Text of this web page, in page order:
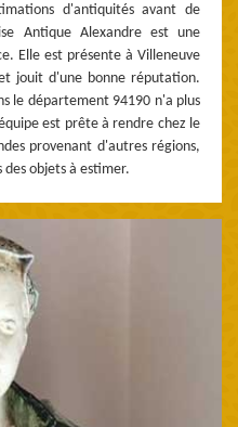
d'antiquités avant de
Antique Alexandre est une
Elle est présente à Villeneuve
jouit d'une bonne réputation.
le département 94190 n'a plus
est prête à rendre chez le
provenant d'autres régions,
des objets à estimer.